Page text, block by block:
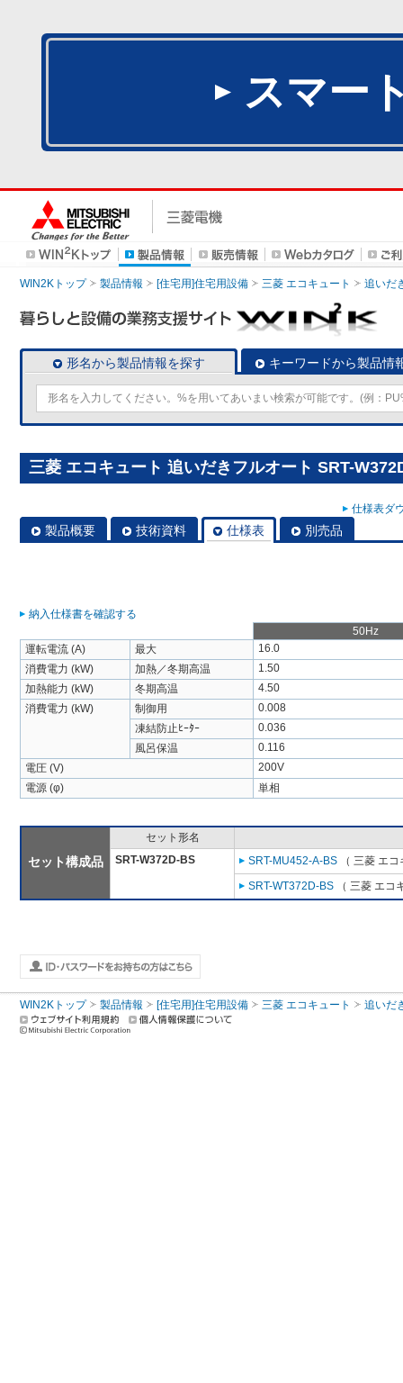
スマー
WIN2Kトップ 製品情報 [住宅用]住宅用設備 三菱 エコキュート 追いだ
形名から製品情報を探す キーワードから製品情
三菱 エコキュート 追いだきフルオート SRT-
仕様表ダ
製品概要 技術資料 仕様表 別売品
納入仕様書を確認する
50Hz
運転電流 (A)
最大
16.0
消費電力 (kW)
加熱／冬期高温
1.50
加熱能力 (kW)
冬期高温
4.50
消費電力 (kW)
制御用
0.008
凍結防止ﾋｰﾀｰ
0.036
風呂保温
0.116
電圧 (V)
200V
電源 (φ)
単相
セット構成品
セット形名
SRT-W372D-BS
SRT-MU452-A-BS （ 三菱 エ
SRT-WT372D-BS （ 三菱 エコ
WIN2Kトップ 製品情報 [住宅用]住宅用設備 三菱 エコキュート 追いだ